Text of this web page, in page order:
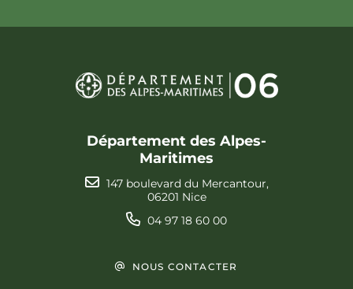
Département des Alpes-
Maritimes
147 boulevard du Mercantour,
06201 Nice
04 97 18 60 00
NOUS CONTACTER